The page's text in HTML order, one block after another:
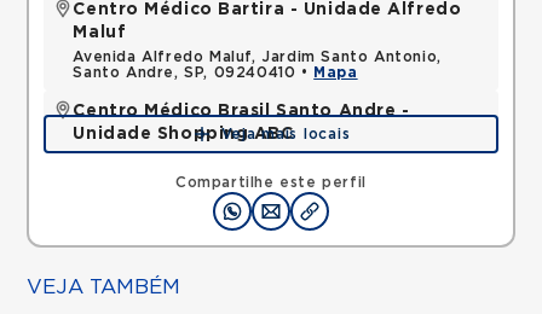
Compartilhe este perfil
Centro Médico Bartira - Unidade Alfredo
Maluf
Avenida Alfredo Maluf, Jardim Santo Antonio,
Santo Andre, SP, 09240410 •
Mapa
Centro Médico Brasil Santo Andre -
Unidade Shopping ABC
Avenida Pereira Barreto, Vila Gilda, Santo Andre,
SP, 09190210 •
Mapa
Veja mais locais
VEJA TAMBÉM